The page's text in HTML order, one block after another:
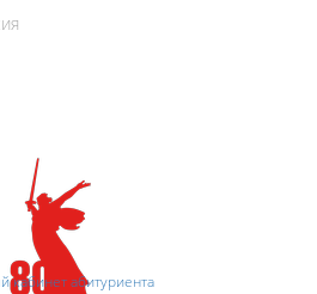
кабинет абитуриента